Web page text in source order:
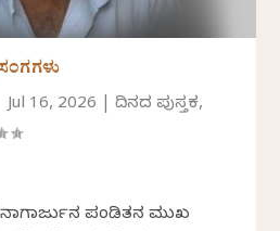
|Jul 16, 2026 |ದಿನದ ಪುಸ್ತಕ,
ಪಂಡಿತನ ಮುಖ